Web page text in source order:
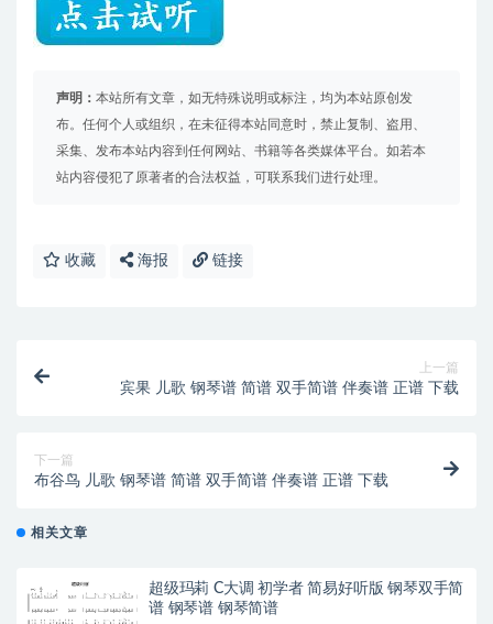
声明： 本站所有文章，如无特殊说明或标注，均为本站原创发
布。任何个人或组织，在未征得本站同意时，禁止复制、盗用、
采集、发布本站内容到任何网站、书籍等各类媒体平台。如若本
站内容侵犯了原著者的合法权益，可联系我们进行处理。
收藏 海报 链接
上一篇
宾果 儿歌 钢琴谱 简谱 双手简谱 伴奏谱 正谱 下载
下一篇
布谷鸟 儿歌 钢琴谱 简谱 双手简谱 伴奏谱 正谱 下载
相关文章
超级玛莉 C大调 初学者 简易好听版 钢琴双手简
谱 钢琴谱 钢琴简谱